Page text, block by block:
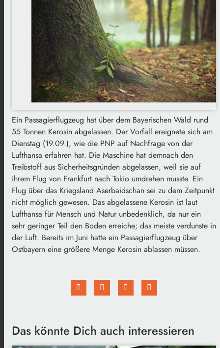
Ein Passagierflugzeug hat über dem Bayerischen Wald rund
55 Tonnen Kerosin abgelassen. Der Vorfall ereignete sich am
Dienstag (19.09.), wie die PNP auf Nachfrage von der
Lufthansa erfahren hat. Die Maschine hat demnach den
Treibstoff aus Sicherheitsgründen abgelassen, weil sie auf
ihrem Flug von Frankfurt nach Tokio umdrehen musste. Ein
Flug über das Kriegsland Aserbaidschan sei zu dem Zeitpunkt
nicht möglich gewesen. Das abgelassene Kerosin ist laut
Lufthansa für Mensch und Natur unbedenklich, da nur ein
sehr geringer Teil den Boden erreiche; das meiste verdunste in
der Luft. Bereits im Juni hatte ein Passagierflugzeug über
Ostbayern eine größere Menge Kerosin ablassen müssen.
Das könnte Dich auch interessieren